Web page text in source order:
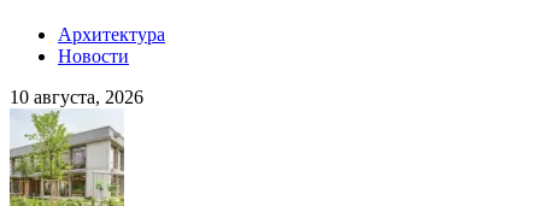
Архитектура
Новости
10 августа, 2026